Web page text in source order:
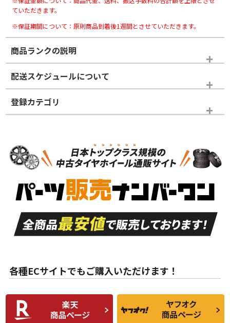
ていただきます。
※保証期間について：原則商品到着後1週間とさせていただきます。
商品ランクの説明
※商品ランクは出品者の主観により判断しておりますので、あら
かじめご了承ください。
ホイールランク
S
品）
S
新車外し品（新古
付き
A
走行距離も少なく、
目立つ傷もほとんど
ない中古品
A
走行距離も少なく、
非常に状態の良い中
古品
な中古品
んどない中古品
C
比較的きれいな中古
品
C
られるが、使用に問
題のない中古品
配送スケジュールについて
登録カテゴリ
タイヤホイールセット
各種ECサイトでもご購入いただけます！